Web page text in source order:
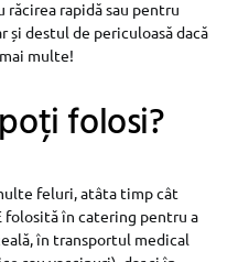
răcirea rapidă sau pentru
și destul de periculoasă dacă
mai multe!
folosi?
feluri, atâta timp cât
folosită în catering pentru a
în transportul medical